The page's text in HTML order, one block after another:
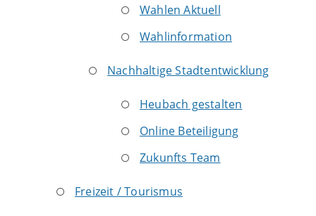
Wahlen Aktuell
Wahlinformation
Nachhaltige Stadtentwicklung
Heubach gestalten
Online Beteiligung
Zukunfts Team
Freizeit / Tourismus